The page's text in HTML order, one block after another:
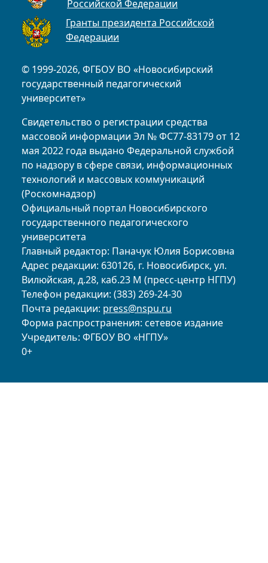
© 1999-2026, ФГБОУ ВО «Новосибирский
государственный педагогический
университет»
Свидетельство о регистрации средства
массовой информации Эл № ФС77-83179 от 12
мая 2022 года выдано Федеральной службой
по надзору в сфере связи, информационных
технологий и массовых коммуникаций
(Роскомнадзор)
Официальный портал Новосибирского
государственного педагогического
университета
Главный редактор: Паначук Юлия Борисовна
Адрес редакции: 630126, г. Новосибирск, ул.
Вилюйская, д.28, каб.23 М (пресс-центр НГПУ)
Телефон редакции: (383) 269-24-30
Почта редакции: press@nspu.ru
Форма распространения: сетевое издание
Учредитель: ФГБОУ ВО «НГПУ»
0+
Российской Федерации
Гранты президента Российской
Федерации